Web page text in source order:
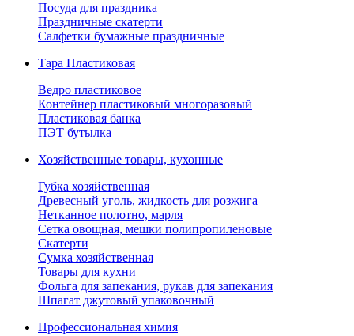
Посуда для праздника
Праздничные скатерти
Салфетки бумажные праздничные
Тара Пластиковая
Ведро пластиковое
Контейнер пластиковый многоразовый
Пластиковая банка
ПЭТ бутылка
Хозяйственные товары, кухонные
Губка хозяйственная
Древесный уголь, жидкость для розжига
Нетканное полотно, марля
Сетка овощная, мешки полипропиленовые
Скатерти
Сумка хозяйственная
Товары для кухни
Фольга для запекания, рукав для запекания
Шпагат джутовый упаковочный
Профессиональная химия